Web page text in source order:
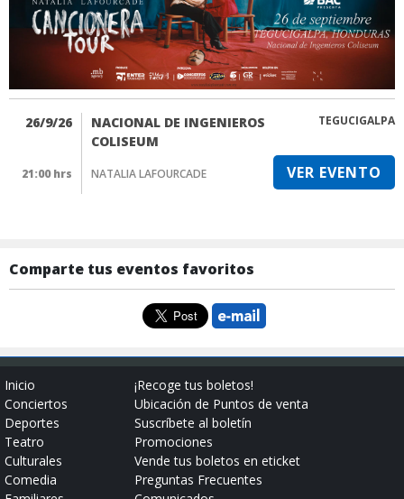
26/9/26
NACIONAL DE INGENIEROS
COLISEUM
TEGUCIGALPA
21:00 hrs NATALIA LAFOURCADE VER EVENTO
Comparte tus eventos favoritos
Inicio
Conciertos
Deportes
Teatro
Culturales
Comedia
¡Recoge tus boletos!
Ubicación de Puntos de venta
Suscríbete al boletín
Promociones
Vende tus boletos en eticket
Preguntas Frecuentes